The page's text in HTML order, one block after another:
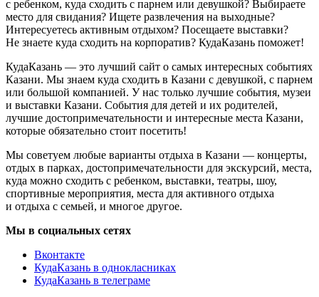
с ребенком, куда сходить с парнем или девушкой? Выбираете
место для свидания? Ищете развлечения на выходные?
Интересуетесь активным отдыхом? Посещаете выставки?
Не знаете куда сходить на корпоратив? КудаКазань поможет!
КудаКазань — это лучший сайт о самых интересных событиях
Казани. Мы знаем куда сходить в Казани с девушкой, с парнем
или большой компанией. У нас только лучшие события, музеи
и выставки Казани. События для детей и их родителей,
лучшие достопримечательности и интересные места Казани,
которые обязательно стоит посетить!
Мы советуем любые варианты отдыха в Казани — концерты,
отдых в парках, достопримечательности для экскурсий, места,
куда можно сходить с ребенком, выставки, театры, шоу,
спортивные мероприятия, места для активного отдыха
и отдыха с семьей, и многое другое.
Мы в социальных сетях
Вконтакте
КудаКазань в однокласниках
КудаКазань в телеграме